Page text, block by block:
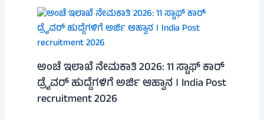
ಅಂಚೆ ಇಲಾಖೆ ನೇಮಕಾತಿ 2026: 11 ಸ್ಟಾಫ್ ಕಾರ್
ಡ್ರೈವರ್ ಹುದ್ದೆಗಳಿಗೆ ಅರ್ಜಿ ಆಹ್ವಾನ । India Post
recruitment 2026